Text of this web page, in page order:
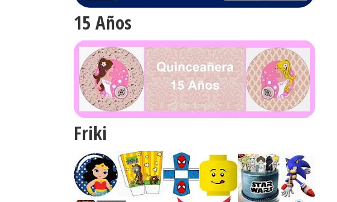
15 Años
Friki